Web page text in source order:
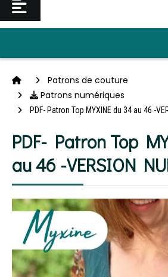
Patrons de couture
Patrons numériques
PDF- Patron Top MYXINE du 34 au 46 -
PDF- Patron Top
au 46 -VERSION